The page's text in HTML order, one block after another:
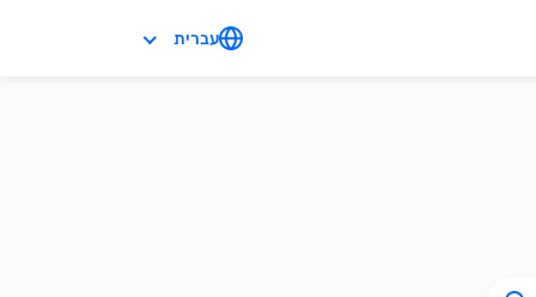
עברית